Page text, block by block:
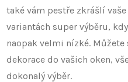
také vám pestře zkrášlí
variantách super výběru,
naopak velmi nízké.
dekorace do vašich oken,
dokonalý výběr.